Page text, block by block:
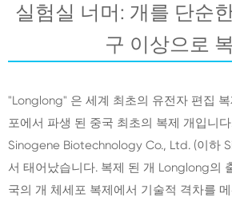
실험실 너머: 개를 단순
구 이상으로
"Longlong" 은 세계 최초의 유전자 편집
포에서 파생 된 중국 최초의 복제 개입니
Sinogene Biotechnology Co., Ltd. (이하
서 태어났습니다. 복제 된 개 Longlong의
국의 개 체세포 복제에서 기술적 격차를